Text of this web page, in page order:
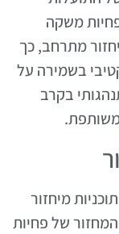
משקה
מתרחב, כך
בשמירה על
בקרב
משותפת.
מיחזור
של פחיות